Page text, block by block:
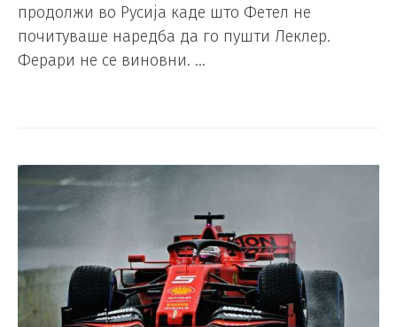
продолжи во Русија каде што Фетел не
почитуваше наредба да го пушти Леклер.
Ферари не се виновни. …